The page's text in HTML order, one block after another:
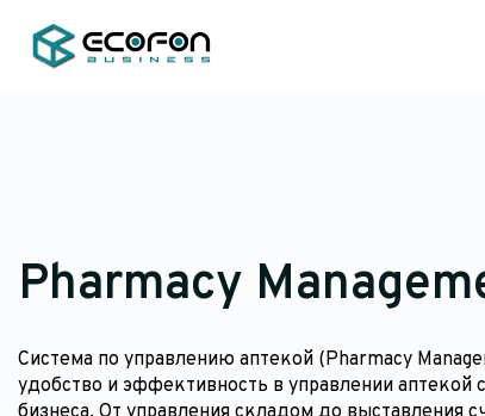
Pharmacy
Система по управлению аптекой (Pharmacy
удобство и эффективность в управлении аптекой